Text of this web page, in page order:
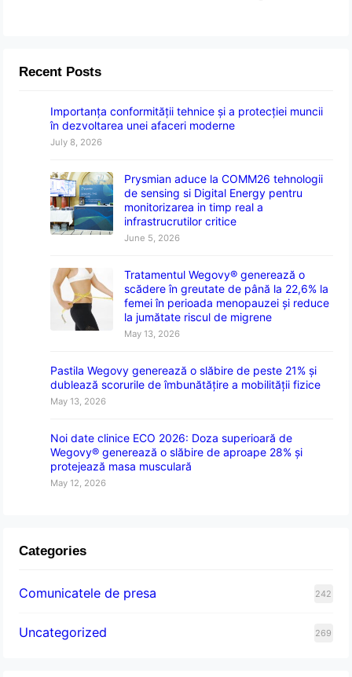
Recent Posts
Importanța conformității tehnice și a protecției muncii
în dezvoltarea unei afaceri moderne
July 8, 2026
Prysmian aduce la COMM26 tehnologii
de sensing si Digital Energy pentru
monitorizarea in timp real a
infrastrucrutilor critice
June 5, 2026
Tratamentul Wegovy® generează o
scădere în greutate de până la 22,6% la
femei în perioada menopauzei și reduce
la jumătate riscul de migrene
May 13, 2026
Pastila Wegovy generează o slăbire de peste 21% și
dublează scorurile de îmbunătățire a mobilității fizice
May 13, 2026
Noi date clinice ECO 2026: Doza superioară de
Wegovy® generează o slăbire de aproape 28% și
protejează masa musculară
May 12, 2026
Categories
Comunicatele de presa 242
Uncategorized 269